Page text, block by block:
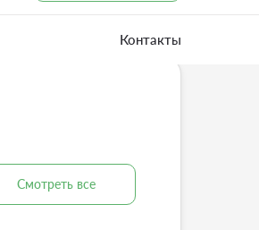
Контакты
Смотреть все